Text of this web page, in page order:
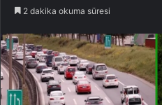
2 dakika okuma süresi